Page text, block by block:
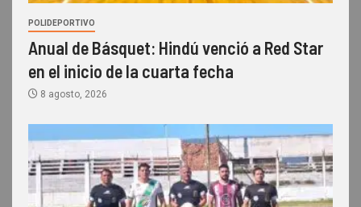
POLIDEPORTIVO
Anual de Básquet: Hindú venció a Red Star
en el inicio de la cuarta fecha
8 agosto, 2026